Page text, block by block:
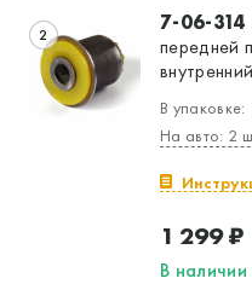
2 7-06-314
передней
внутренний
В упаковке:
На авто: 2
1 299 ₽
В наличии